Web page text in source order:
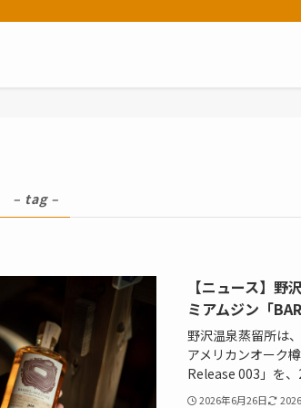
– tag –
【ニュース】
ミアムジン「
野沢温泉蒸留所は
アメリカンオーク
Release 003」を
2026年6月26日